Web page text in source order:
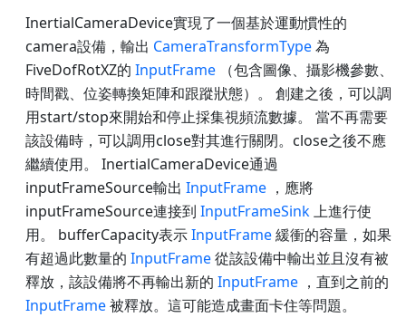
InertialCameraDevice實現了一個基於運動慣性的
camera設備，輸出 CameraTransformType為
FiveDofRotXZ的 InputFrame （包含圖像、攝影機參數、
時間戳、位姿轉換矩陣和跟蹤狀態）。 創建之後，可以調
用start/stop來開始和停止採集視頻流數據。 當不再需要
該設備時，可以調用close對其進行關閉。close之後不應
繼續使用。 InertialCameraDevice通過
inputFrameSource輸出 InputFrame ，應將
inputFrameSource連接到 InputFrameSink上進行使
用。 bufferCapacity表示InputFrame緩衝的容量，如果
有超過此數量的 InputFrame從該設備中輸出並且沒有被
釋放，該設備將不再輸出新的 InputFrame ，直到之前的
InputFrame被釋放。這可能造成畫面卡住等問題。